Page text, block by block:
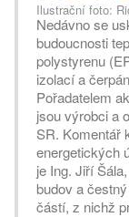
Ilustrační foto:
Nedávno se
budoucnosti
polystyrenu
izolací a
Pořadatelem
jsou výrobci a
SR. Komentář
energetických
je Ing. Jiří
budov a
částí, z nichž